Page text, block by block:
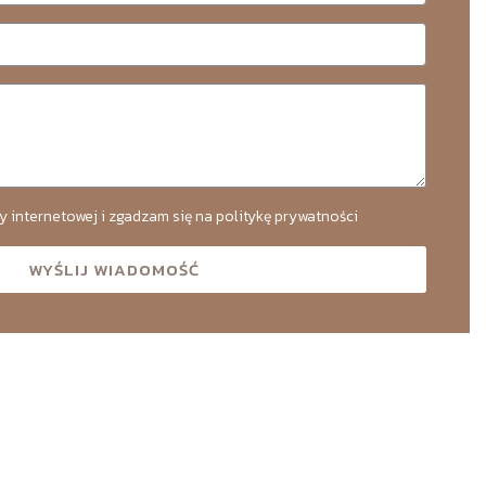
internetowej i zgadzam się na politykę prywatności
WYŚLIJ WIADOMOŚĆ